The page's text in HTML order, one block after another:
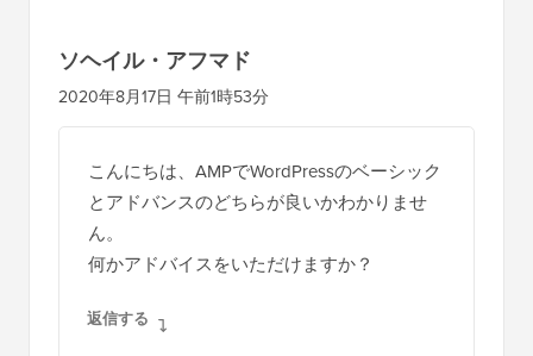
ソヘイル・アフマド
2020年8月17日 午前1時53分
こんにちは、AMPでWordPressのベーシック
とアドバンスのどちらが良いかわかりませ
ん。
何かアドバイスをいただけますか？
返信する